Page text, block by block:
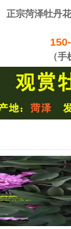
正宗菏泽牡丹
（